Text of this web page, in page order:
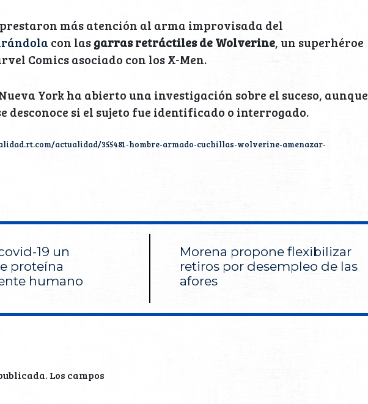
más atención al arma improvisada del
con lasgarras retráctiles de Wolverine, un superhéroe
Comics asociado con los X-Men.
York ha abierto una investigación sobre el suceso, aunque
desconoce si el sujeto fue identificado o interrogado.
actualidad/355481-hombre-armado-cuchillas-wolverine-amenazar-
19 un
proteína
humano
Morena propone flexibilizar
retiros por desempleo de las
afores
Los campos